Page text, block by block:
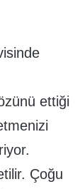
ettiği
Çoğu